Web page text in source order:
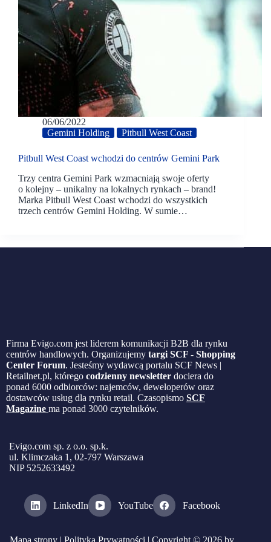
06/06/2022
Gemini Holding
Pitbull West Coast
Pitbull West Coast wchodzi do centrów Gemini Park
Trzy centra Gemini Park wzmacniają swoje oferty
o kolejny – unikalny na lokalnych rynkach – brand!
Marka Pitbull West Coast wchodzi do wszystkich
trzech centrów Gemini Holding. W sumie…
Firma Evigo.com jest liderem komunikacji B2B dla rynku
centrów handlowych. Organizujemy targi SCF - Shopping
Center Forum. Jesteśmy wydawcą portalu SCF News |
Retailnet.pl, którego codzienny newsletter dociera do
ponad 6000 odbiorców: najemców, deweloperów oraz
dostawców usług dla rynku retail. Czasopismo SCF
Magazine ma ponad 3000 czytelników.
Evigo.com sp. z o.o. sp.k.
ul. Klimczaka 1, 02-797 Warszawa
NIP 5252633492
LinkedIn YouTube Facebook